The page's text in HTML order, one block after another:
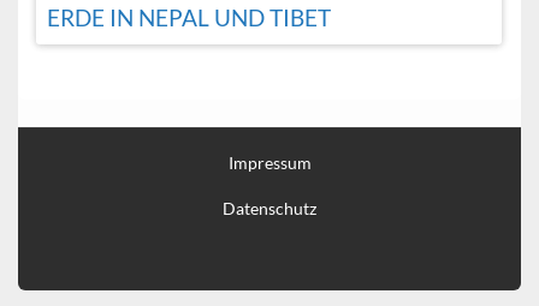
ERDE IN NEPAL UND TIBET
Impressum
Datenschutz